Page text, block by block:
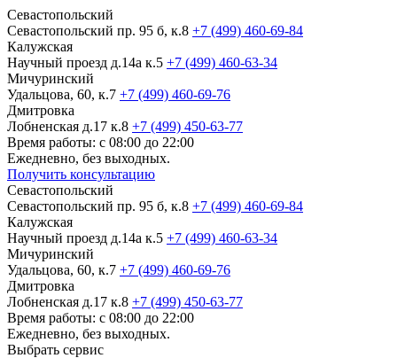
Севастопольский
Севастопольский пр. 95 б, к.8 +7 (499) 460-69-84
Калужская
Научный проезд д.14а к.5 +7 (499) 460-63-34
Мичуринский
Удальцова, 60, к.7 +7 (499) 460-69-76
Дмитровка
Лобненская д.17 к.8 +7 (499) 450-63-77
Время работы: с 08:00 до 22:00
Ежедневно, без выходных.
Получить консультацию
Севастопольский
Севастопольский пр. 95 б, к.8 +7 (499) 460-69-84
Калужская
Научный проезд д.14а к.5 +7 (499) 460-63-34
Мичуринский
Удальцова, 60, к.7 +7 (499) 460-69-76
Дмитровка
Лобненская д.17 к.8 +7 (499) 450-63-77
Время работы: с 08:00 до 22:00
Ежедневно, без выходных.
Выбрать сервис